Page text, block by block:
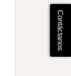
Contáctanos